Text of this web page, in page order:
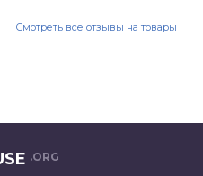
Смотреть все отзывы на товары
.ORG